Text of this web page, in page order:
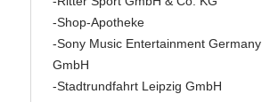
-Shop-Apotheke
-Sony Music Entertainment Germany
GmbH
-Stadtrundfahrt Leipzig GmbH